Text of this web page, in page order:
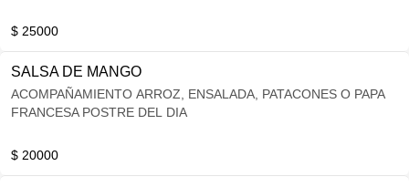
$ 25000
SALSA DE MANGO
ACOMPAÑAMIENTO ARROZ, ENSALADA, PATACONES O PAPA
FRANCESA POSTRE DEL DIA
$ 20000